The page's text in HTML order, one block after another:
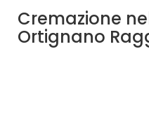
Cremazione
Ortignano